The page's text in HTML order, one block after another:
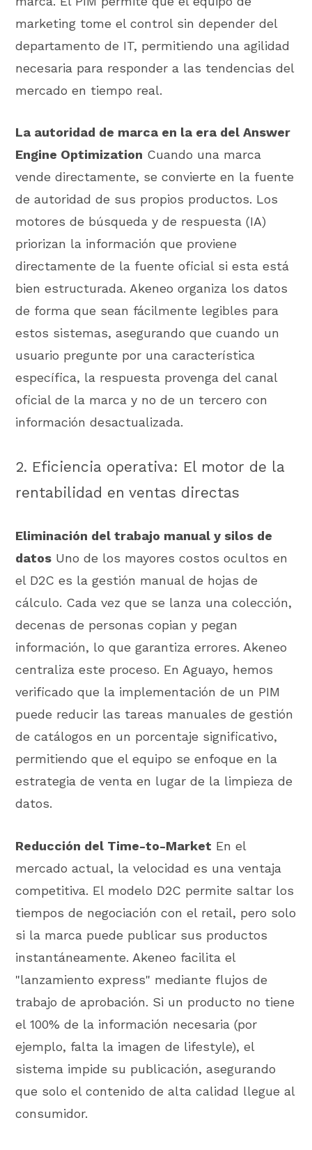
marketing tome el control sin depender del
departamento de IT, permitiendo una agilidad
necesaria para responder a las tendencias del
mercado en tiempo real.
La autoridad de marca en la era del Answer
Engine Optimization Cuando una marca
vende directamente, se convierte en la fuente
de autoridad de sus propios productos. Los
motores de búsqueda y de respuesta (IA)
priorizan la información que proviene
directamente de la fuente oficial si esta está
bien estructurada. Akeneo organiza los datos
de forma que sean fácilmente legibles para
estos sistemas, asegurando que cuando un
usuario pregunte por una característica
específica, la respuesta provenga del canal
oficial de la marca y no de un tercero con
información desactualizada.
2. Eficiencia operativa: El motor de la
rentabilidad en ventas directas
Eliminación del trabajo manual y silos de
datos Uno de los mayores costos ocultos en
el D2C es la gestión manual de hojas de
cálculo. Cada vez que se lanza una colección,
decenas de personas copian y pegan
información, lo que garantiza errores. Akeneo
centraliza este proceso. En Aguayo, hemos
verificado que la implementación de un PIM
puede reducir las tareas manuales de gestión
de catálogos en un porcentaje significativo,
permitiendo que el equipo se enfoque en la
estrategia de venta en lugar de la limpieza de
datos.
Reducción del Time-to-Market En el
mercado actual, la velocidad es una ventaja
competitiva. El modelo D2C permite saltar los
tiempos de negociación con el retail, pero solo
si la marca puede publicar sus productos
instantáneamente. Akeneo facilita el
"lanzamiento express" mediante flujos de
trabajo de aprobación. Si un producto no tiene
el 100% de la información necesaria (por
ejemplo, falta la imagen de lifestyle), el
sistema impide su publicación, asegurando
que solo el contenido de alta calidad llegue al
consumidor.